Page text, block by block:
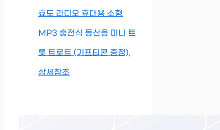
효도 라디오 휴대용 소형
MP3 충전식 등산용 미니 트
롯 트로트 (기프티콘 증정),
상세참조